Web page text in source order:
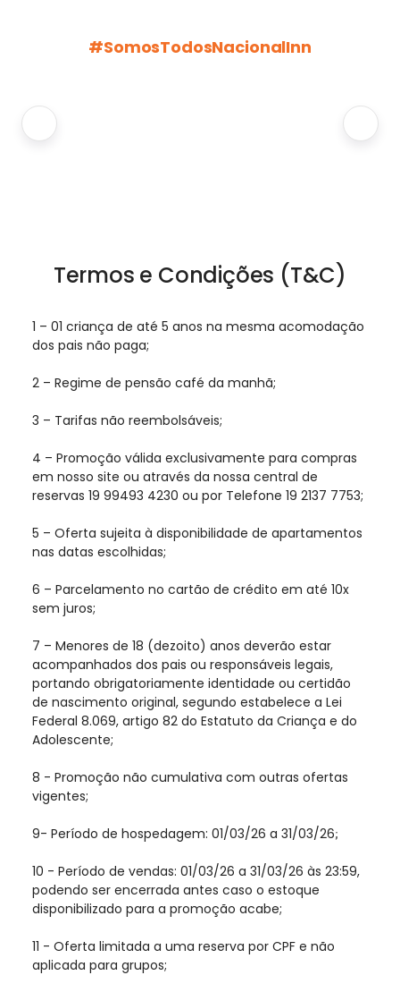
#SomosTodosNacionalInn
Termos e Condições (T&C)
1 – 01 criança de até 5 anos na mesma acomodação
dos pais não paga;
2 – Regime de pensão café da manhã;
3 – Tarifas não reembolsáveis;
4 – Promoção válida exclusivamente para compras
em nosso site ou através da nossa central de
reservas 19 99493 4230 ou por Telefone 19 2137 7753;
5 – Oferta sujeita à disponibilidade de apartamentos
nas datas escolhidas;
6 – Parcelamento no cartão de crédito em até 10x
sem juros;
7 – Menores de 18 (dezoito) anos deverão estar
acompanhados dos pais ou responsáveis legais,
portando obrigatoriamente identidade ou certidão
de nascimento original, segundo estabelece a Lei
Federal 8.069, artigo 82 do Estatuto da Criança e do
Adolescente;
8 - Promoção não cumulativa com outras ofertas
vigentes;
9- Período de hospedagem: 01/03/26 a 31/03/26;
10 - Período de vendas: 01/03/26 a 31/03/26 às 23:59,
podendo ser encerrada antes caso o estoque
disponibilizado para a promoção acabe;
11 - Oferta limitada a uma reserva por CPF e não
aplicada para grupos;